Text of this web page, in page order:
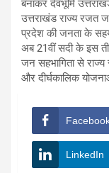
बनाकर देवभूमि
उत्तराखंड राज्य रजत
प्रदेश की जनता के
अब 21वीं सदी के इस
जन सहभागिता से राज्य
और दीर्घकालिक
LinkedIn